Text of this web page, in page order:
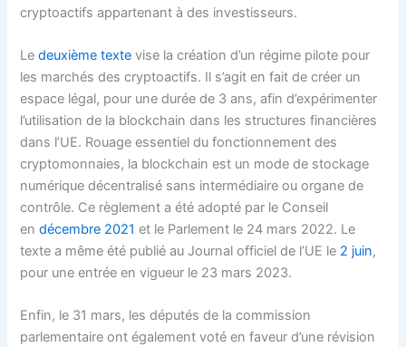
cryptoactifs appartenant à des investisseurs.
Ledeuxième texte vise la création d’un régime pilote pour
les marchés des cryptoactifs. Il s’agit en fait de créer un
espace légal, pour une durée de 3 ans, afin d’expérimenter
l’utilisation de la blockchain dans les structures financières
dans l’UE. Rouage essentiel du fonctionnement des
cryptomonnaies, la blockchain est un mode de stockage
numérique décentralisé sans intermédiaire ou organe de
contrôle. Ce règlement a été adopté par le Conseil
endécembre 2021 et le Parlement le 24 mars 2022. Le
texte a même été publié au Journal officiel de l’UE le 2 juin,
pour une entrée en vigueur le 23 mars 2023.
Enfin, le 31 mars, les députés de la commission
parlementaire ont également voté en faveur d’une révision